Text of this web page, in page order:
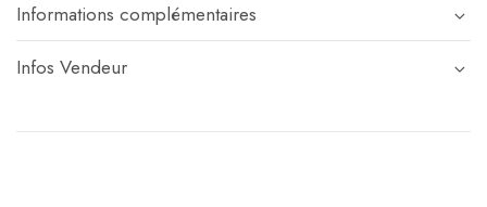
Informations complémentaires
Infos Vendeur